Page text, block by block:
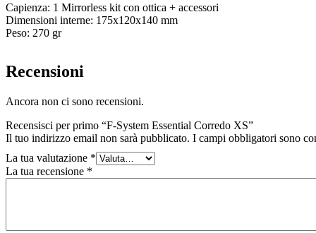
Capienza: 1 Mirrorless kit con ottica + accessori
Dimensioni interne: 175x120x140 mm
Peso: 270 gr
Recensioni
Ancora non ci sono recensioni.
Recensisci per primo “F-System Essential Corredo XS”
Il tuo indirizzo email non sarà pubblicato. I campi obbligatori sono
La tua valutazione *
La tua recensione *